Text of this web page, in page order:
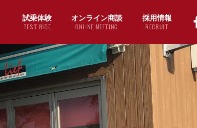
試乗体験
TEST RIDE
オンライン商談
ONLINE MEETING
採用情報
RECRUIT